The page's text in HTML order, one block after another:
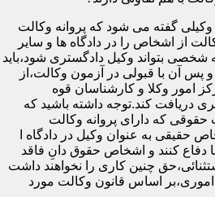
گفته می شود که پروانه وکالت
از اشخاص را در دادگاه ها و سایر
شخصی بتواند وکیل دادگستری شود،باید
آن با قبولی در آزمون وکالت،از
امور وکلا و کارشناسان قوه
دریافت کند.توجه داشته باشید که
که دارای پروانه وکالت
حقیقی به عنوان وکیل در دادگاه ا
کنند و اشخاص حقوق دانِ فاقد
چنین کاری را نخواهند داشت
اساس قانون وکالت مورد